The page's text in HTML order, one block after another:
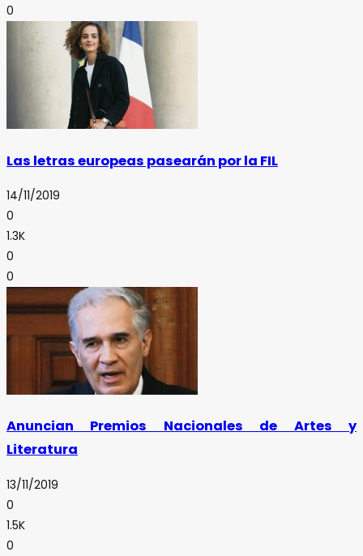
0
Las letras europeas pasearán por la FIL
14/11/2019
0
1.3K
0
0
Anuncian Premios Nacionales de Artes y
Literatura
13/11/2019
0
1.5K
0